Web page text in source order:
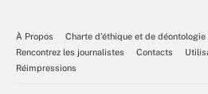
À Propos
Charte d’éthique et de déontologie
Rencontrez les journalistes
Contacts
Réimpressions